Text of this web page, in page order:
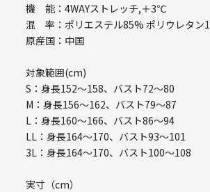
機 能：4WAYストレッチ,＋3℃
混 率：ポリエステル85% ポリウレタン
原産国：中国
対象範囲(cm)
S：身長152～158、バスト72～80
M：身長156～162、バスト79～87
L：身長160～166、バスト86～94
LL：身長164～170、バスト93～101
3L：身長164～170、バスト100～108
実寸（cm）